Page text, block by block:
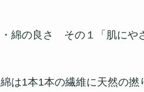
・綿の良さ　その１「肌にや
綿は1本1本の繊維に天然の